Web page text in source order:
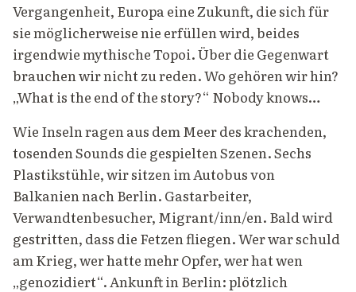
Vergangenheit, Europa eine Zukunft, die sich für
sie möglicherweise nie erfüllen wird, beides
irgendwie mythische Topoi. Über die Gegenwart
brauchen wir nicht zu reden. Wo gehören wir hin?
„What is the end of the story?“ Nobody knows…
Wie Inseln ragen aus dem Meer des krachenden,
tosenden Sounds die gespielten Szenen. Sechs
Plastikstühle, wir sitzen im Autobus von
Balkanien nach Berlin. Gastarbeiter,
Verwandtenbesucher, Migrant/inn/en. Bald wird
gestritten, dass die Fetzen fliegen. Wer war schuld
am Krieg, wer hatte mehr Opfer, wer hat wen
„genozidiert“. Ankunft in Berlin: plötzlich